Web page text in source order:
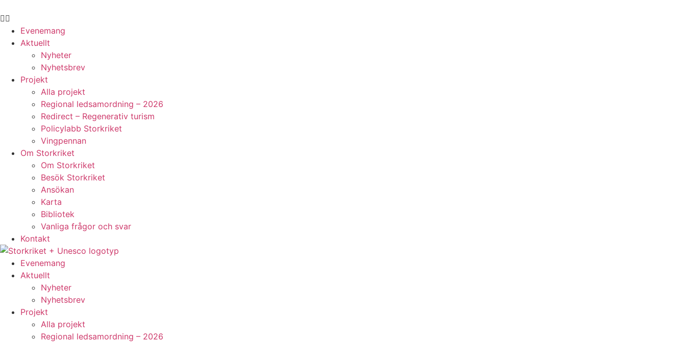
till
innehållEvenemang
Aktuellt
Nyheter
Nyhetsbrev
Projekt
Alla projekt
Regional ledsamordning – 2026
Redirect – Regenerativ turism
Policylabb Storkriket
Vingpennan
Om Storkriket
Om Storkriket
Besök Storkriket
Ansökan
Karta
Bibliotek
Vanliga frågor och svar
Kontakt
Evenemang
Aktuellt
Nyheter
Nyhetsbrev
Projekt
Alla projekt
Regional ledsamordning – 2026